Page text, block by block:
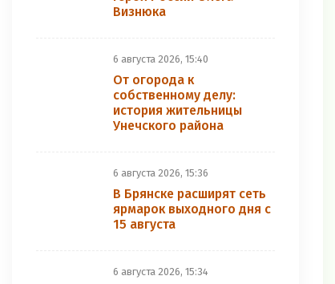
Визнюка
6 августа 2026, 15:40
От огорода к
собственному делу:
история жительницы
Унечского района
6 августа 2026, 15:36
В Брянске расширят сеть
ярмарок выходного дня с
15 августа
6 августа 2026, 15:34